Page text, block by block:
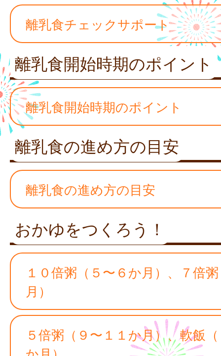
離乳食チェックサポート
離乳食開始時期のポイント
離乳食開始時期のポイント
離乳食の進め方の目安
離乳食の進め方の目安
おかゆをつくろう！
１０倍粥（５〜６か月）、７倍
月）
５倍粥（９〜１１か月）、軟飯